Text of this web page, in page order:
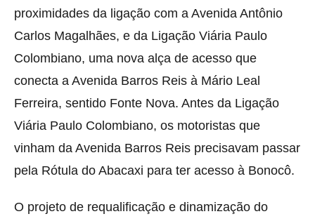
proximidades da ligação com a Avenida Antônio
Carlos Magalhães, e da Ligação Viária Paulo
Colombiano, uma nova alça de acesso que
conecta a Avenida Barros Reis à Mário Leal
Ferreira, sentido Fonte Nova. Antes da Ligação
Viária Paulo Colombiano, os motoristas que
vinham da Avenida Barros Reis precisavam passar
pela Rótula do Abacaxi para ter acesso à Bonocô.
O projeto de requalificação e dinamização do